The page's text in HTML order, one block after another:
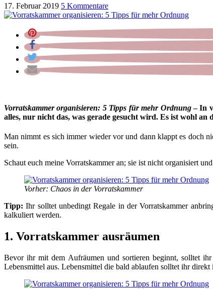
17. Februar 2019 5 Kommentare
Vorratskammer organisieren: 5 Tipps für mehr Ordnung– In
alles, nur nicht das, was gerade gesucht wird. Es ist wohl
Man nimmt es sich immer wieder vor und dann klappt es doch
sein.
Schaut euch meine Vorratskammer an; sie ist nicht organisiert
Vorher: Chaos in der Vorratskammer
Tipp: Ihr solltet unbedingt Regale in der Vorratskammer
kalkuliert werden.
1. Vorratskammer ausräumen
Bevor ihr mit dem Aufräumen und sortieren beginnt, solltet
Lebensmittel aus. Lebensmittel die bald ablaufen solltet ihr